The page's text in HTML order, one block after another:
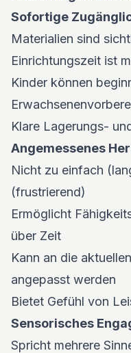
Sofortige
Materialien sind
Einrichtungszeit ist
Kinder können
Klare Lagerungs-
Angemessenes
Nicht zu einfach
(frustrierend)
Ermöglicht
über Zeit
Kann an die
angepasst werden
Bietet Gefühl von
Sensorisches
Spricht mehrere